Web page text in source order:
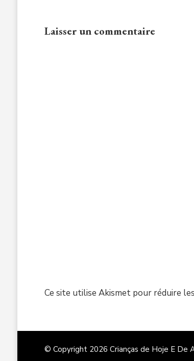
Laisser un commentaire
Ce site utilise Akismet pour réduire
© Copyright 2026 Crianças de Hoje E De